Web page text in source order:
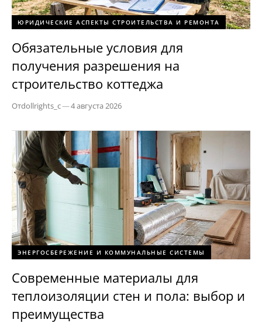
ЮРИДИЧЕСКИЕ АСПЕКТЫ СТРОИТЕЛЬСТВА И РЕМОНТА
Обязательные условия для
получения разрешения на
строительство коттеджа
Отdollrights_c—4 августа 2026
ЭНЕРГОСБЕРЕЖЕНИЕ И КОММУНАЛЬНЫЕ СИСТЕМЫ
Современные материалы для
теплоизоляции стен и пола: выбор и
преимущества